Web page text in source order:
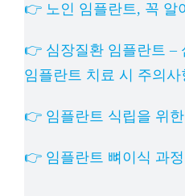
👉 노인 임플란트, 꼭 알
👉 심장질환 임플란트 –
임플란트 치료 시 주의사
👉 임플란트 식립을 위
👉 임플란트 뼈이식 과